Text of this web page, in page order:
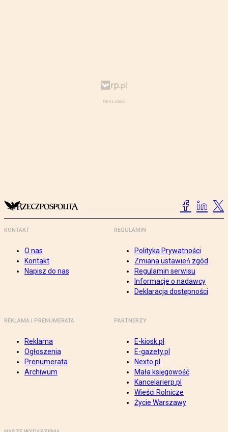
KONTAKT
O nas
Kontakt
Napisz do nas
REGULAMIN
Polityka Prywatności
Zmiana ustawień zgód
Regulamin serwisu
Informacje o nadawcy
Deklaracja dostępności
REKLAMA I PRENUMERATA
Reklama
Ogłoszenia
Prenumerata
Archiwum
PARTNERZY
E-kiosk.pl
E-gazety.pl
Nexto.pl
Mała księgowość
Kancelarierp.pl
Wieści Rolnicze
Życie Warszawy